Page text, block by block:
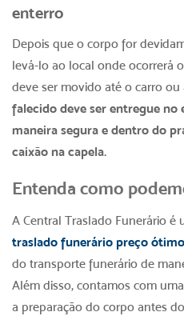
enterro
Depois que o corpo for
levá-lo ao local onde ocorrerá
deve ser movido até o carro ou
falecido deve ser entregue no
maneira segura e dentro do
caixão na capela.
Entenda como
A Central Traslado Funerário é
traslado funerário preço ótimo
do transporte funerário de
Além disso, contamos com
a preparação do corpo antes